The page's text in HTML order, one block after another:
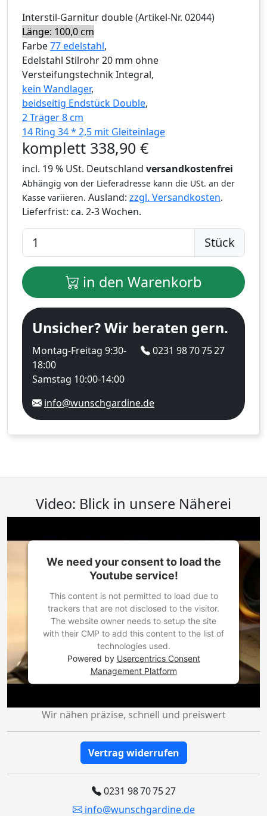
Interstil-Garniturdouble(Artikel-Nr. 02044)
Länge: 100,0 cm
Farbe77 edelstahl,
Edelstahl Stilrohr 20 mm ohne
Versteifungstechnik Integral,
kein Wandlager,
beidseitig Endstück Double,
2 Träger 8 cm
14 Ring 34 * 2,5 mit Gleiteinlage
komplett 338,90 €
incl. 19 % USt. Deutschland versandkostenfrei
Abhängig von der Lieferadresse kann die USt. an der
Kasse variieren. Ausland: zzgl. Versandkosten.
Lieferfrist: ca. 2-3 Wochen.
Stück
in den Warenkorb
Unsicher? Wir beraten gern.
Montag-Freitag 9:30-
18:00
Samstag 10:00-14:00
0231 98 70 75 27
info@wunschgardine.de
Video: Blick in unsere Näherei
We need your consent to load the
Youtube service!
This content is not permitted to load due to
trackers that are not disclosed to the visitor.
The website owner needs to setup the site
with their CMP to add this content to the list of
technologies used.
Powered by Usercentrics Consent
Management Platform
Wir nähen präzise, schnell und preiswert
Vertrag widerrufen
0231 98 70 75 27
info@wunschgardine.de